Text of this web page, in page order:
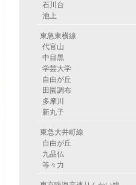
石川台
池上
東急東横線
代官山
中目黒
学芸大学
自由が丘
田園調布
多摩川
新丸子
東急大井町線
自由が丘
九品仏
等々力